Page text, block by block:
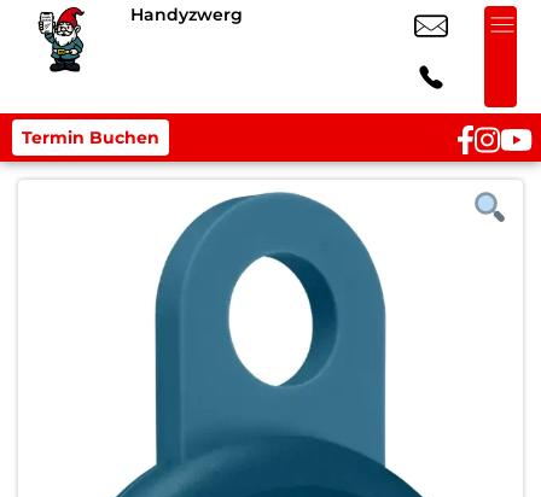
Handyzwerg
Termin Buchen